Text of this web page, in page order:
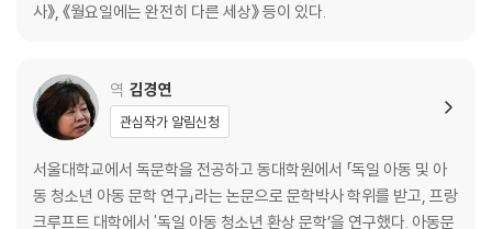
사》, 《월요일에는 완전히 다른 세상》 등이 있다.
역 김경연
관심작가 알림신청
서울대학교에서 독문학을 전공하고 동대학원에서 「독일 아동 및 아
동 청소년 아동 문학 연구」라는 논문으로 문학박사 학위를 받고, 프랑
크루프트 대학에서 '독일 아동 청소년 환상 문학’을 연구했다. 아동문